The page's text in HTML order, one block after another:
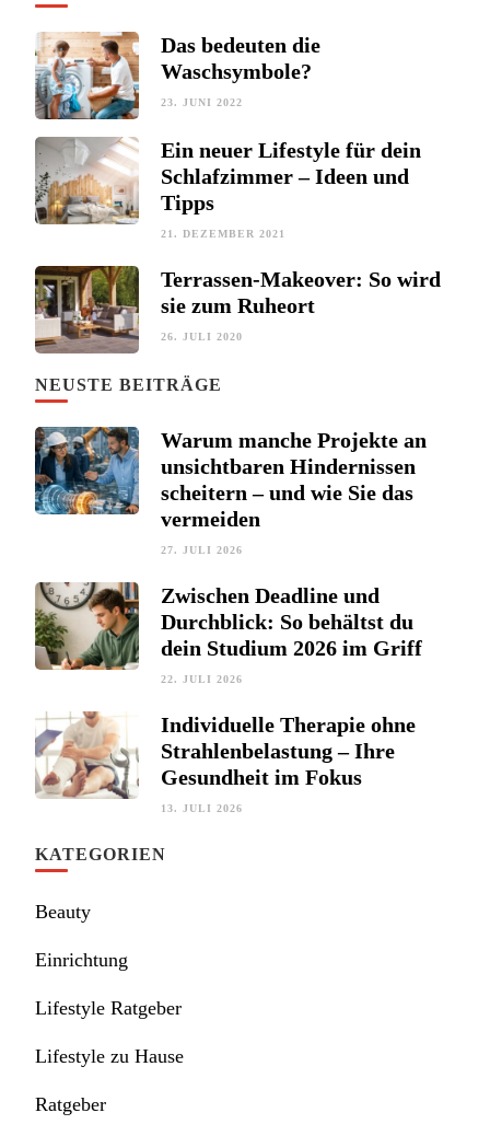
Das bedeuten die
Waschsymbole?
23. JUNI 2022
Ein neuer Lifestyle für dein
Schlafzimmer – Ideen und
Tipps
21. DEZEMBER 2021
Terrassen-Makeover: So wird
sie zum Ruheort
26. JULI 2020
NEUSTE BEITRÄGE
Warum manche Projekte an
unsichtbaren Hindernissen
scheitern – und wie Sie das
vermeiden
27. JULI 2026
Zwischen Deadline und
Durchblick: So behältst du
dein Studium 2026 im Griff
22. JULI 2026
Individuelle Therapie ohne
Strahlenbelastung – Ihre
Gesundheit im Fokus
13. JULI 2026
KATEGORIEN
Beauty
Einrichtung
Lifestyle Ratgeber
Lifestyle zu Hause
Ratgeber